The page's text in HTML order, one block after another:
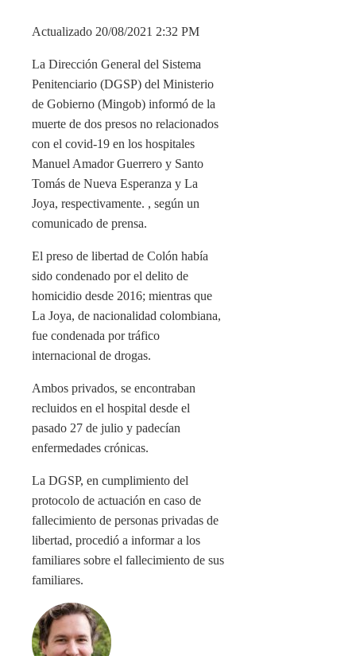
Actualizado 20/08/2021 2:32 PM
La Dirección General del Sistema
Penitenciario (DGSP) del Ministerio
de Gobierno (Mingob) informó de la
muerte de dos presos no relacionados
con el covid-19 en los hospitales
Manuel Amador Guerrero y Santo
Tomás de Nueva Esperanza y La
Joya, respectivamente. , según un
comunicado de prensa.
El preso de libertad de Colón había
sido condenado por el delito de
homicidio desde 2016; mientras que
La Joya, de nacionalidad colombiana,
fue condenada por tráfico
internacional de drogas.
Ambos privados, se encontraban
recluidos en el hospital desde el
pasado 27 de julio y padecían
enfermedades crónicas.
La DGSP, en cumplimiento del
protocolo de actuación en caso de
fallecimiento de personas privadas de
libertad, procedió a informar a los
familiares sobre el fallecimiento de sus
familiares.